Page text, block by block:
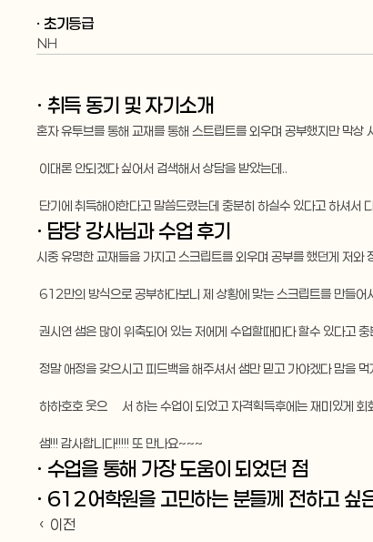
· 초기등급
NH
· 취득 동기 및 자기소개
혼자 유투브를 통해 교재를 통해 스트립트를 외우며 공부했지만 막상
이대론 안되겠다 싶어서 검색해서 상담을 받았는데..
단기에 취득해야한다고 말씀드렸는데 충분히 하실수 있다고 하셔서
· 담당 강사님과 수업 후기
시중 유명한 교재들을 가지고 스크립트를 외우며 공부를 했던게 저와
612만의 방식으로 공부하다보니 제 상황에 맞는 스크립트를 만들
권시연 샘은 많이 위축되어 있는 저에게 수업할때마다 할수 있다고
정말 애정을 갖으시고 피드백을 해주셔서 샘만 믿고 가야겠다 맘을 먹
하하호호 웃으몀서 하는 수업이 되었고 자격획득후에는 재미있게
샘!!! 감사합니다!!!!! 또 만나요~~~
· 수업을 통해 가장 도움이 되었던 점
· 612어학원을 고민하는 분들께 전하고 싶
‹ 이전